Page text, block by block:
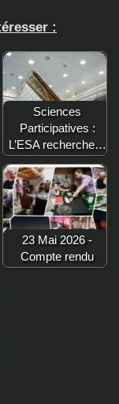
:
Sciences
Participatives :
L’ESA recherche…
23 Mai 2026 -
Compte rendu